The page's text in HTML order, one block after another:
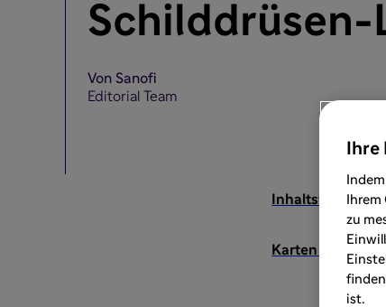
Schilddrüsen-
Von Sanofi
Editorial Team
Karten SLD 245
zu
ist.